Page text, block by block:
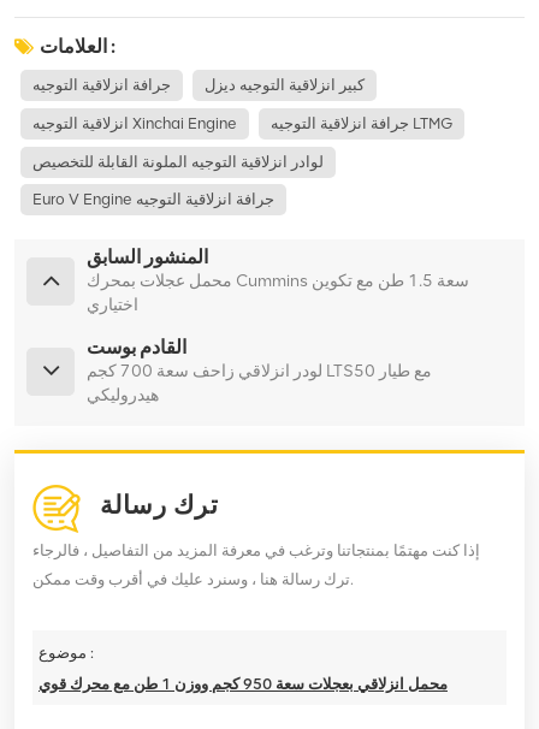
العلامات :
جرافة انزلاقية التوجيه كبير انزلاقية التوجيه ديزل
انزلاقية التوجيه Xinchai Engine جرافة انزلاقية التوجيه LTMG
لوادر انزلاقية التوجيه الملونة القابلة للتخصيص
Euro V Engine جرافة انزلاقية التوجيه
المنشور السابق
محمل عجلات بمحرك Cummins سعة 1.5 طن مع تكوين
اختياري
القادم بوست
لودر انزلاقي زاحف سعة 700 كجم LTS50 مع طيار
هيدروليكي
ترك رسالة
إذا كنت مهتمًا بمنتجاتنا وترغب في معرفة المزيد من التفاصيل ، فالرجاء
ترك رسالة هنا ، وسنرد عليك في أقرب وقت ممكن.
موضوع :
محمل انزلاقي بعجلات سعة 950 كجم ووزن 1 طن مع محرك قوي